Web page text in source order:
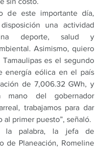
de este importante día,
una actividad
deporte, salud y
Asimismo, quiero
Tamaulipas es el segundo
energía eólica en el país
de 7,006.32 GWh, y
del gobernador
trabajamos para dar
al primer puesto”, señaló.
la palabra, la jefa de
de Planeación, Romeline